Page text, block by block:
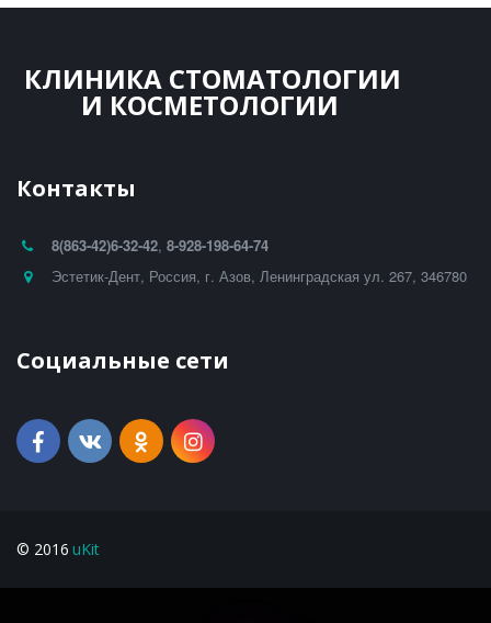
КЛИНИКА СТОМАТОЛОГИИ
И КОСМЕТ­­ОЛОГИИ
Контакты
8(863-42)6-32-42, 8-928-198-64-74
Эстетик-Дент, Россия, г. Азов, Ленинградская ул. 267, 346780
Социальные сети
© 2016 uKit